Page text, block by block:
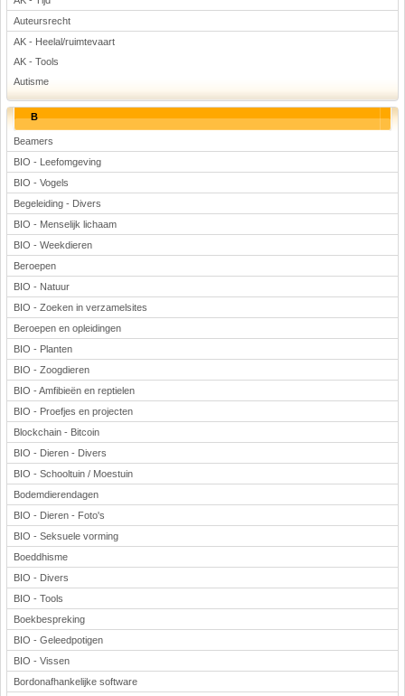
Auteursrecht
AK - Heelal/ruimtevaart
AK - Tools
Autisme
B
Beamers
BIO - Leefomgeving
BIO - Vogels
Begeleiding - Divers
BIO - Menselijk lichaam
BIO - Weekdieren
Beroepen
BIO - Natuur
BIO - Zoeken in verzamelsites
Beroepen en opleidingen
BIO - Planten
BIO - Zoogdieren
BIO - Amfibieën en reptielen
BIO - Proefjes en projecten
Blockchain - Bitcoin
BIO - Dieren - Divers
BIO - Schooltuin / Moestuin
Bodemdierendagen
BIO - Dieren - Foto's
BIO - Seksuele vorming
Boeddhisme
BIO - Divers
BIO - Tools
Boekbespreking
BIO - Geleedpotigen
BIO - Vissen
Bordonafhankelijke software